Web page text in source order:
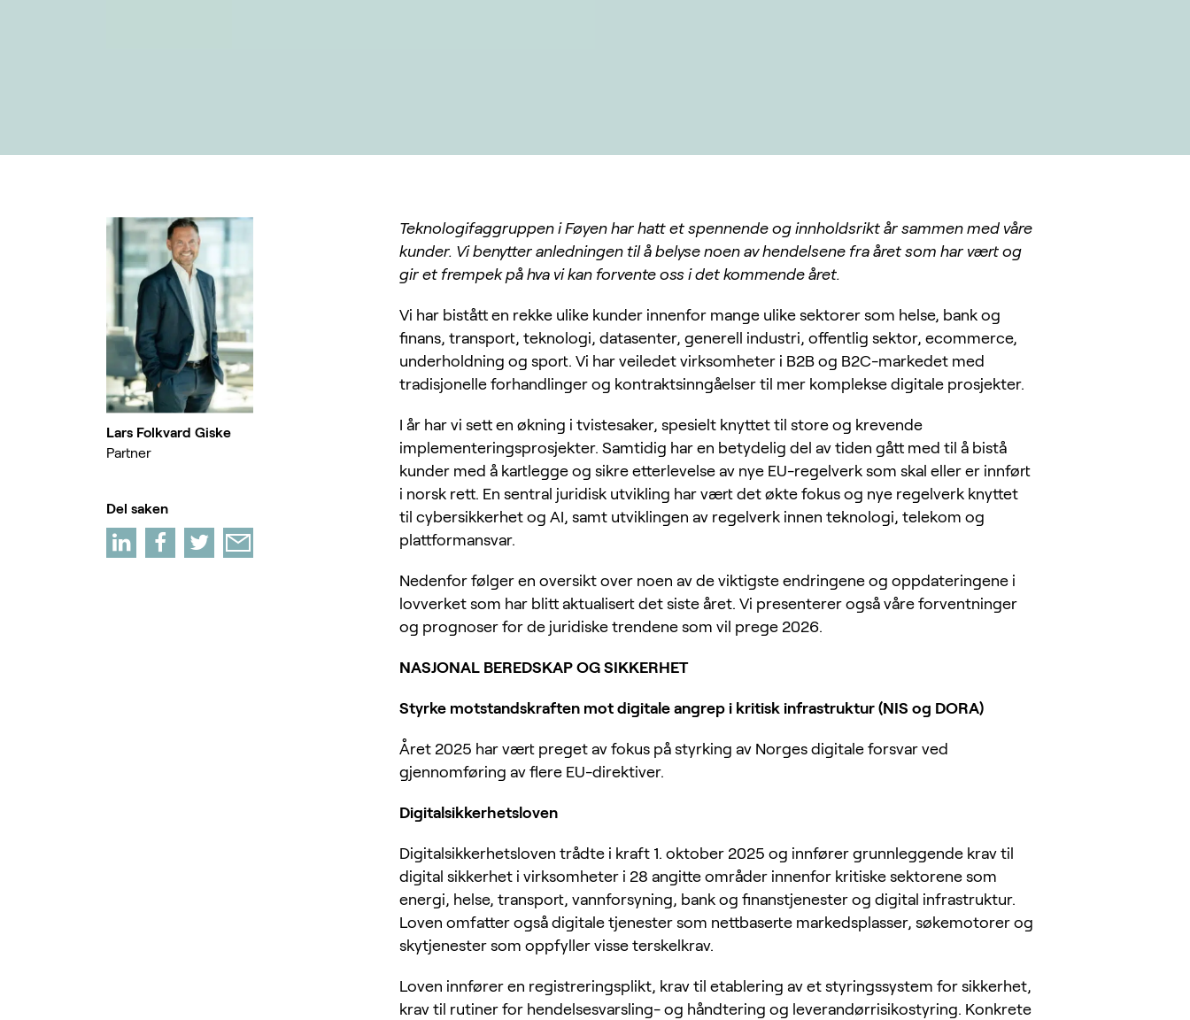
Lars Folkvard Giske
Partner
Del saken
Teknologifaggruppen i Føyen har hatt et spennende og innholdsrikt år sammen med våre
kunder. Vi benytter anledningen til å belyse noen av hendelsene fra året som har vært og
gir et frempek på hva vi kan forvente oss i det kommende året.
Vi har bistått en rekke ulike kunder innenfor mange ulike sektorer som helse, bank og
finans, transport, teknologi, datasenter, generell industri, offentlig sektor, ecommerce,
underholdning og sport. Vi har veiledet virksomheter i B2B og B2C-markedet med
tradisjonelle forhandlinger og kontraktsinngåelser til mer komplekse digitale prosjekter.
I år har vi sett en økning i tvistesaker, spesielt knyttet til store og krevende
implementeringsprosjekter. Samtidig har en betydelig del av tiden gått med til å bistå
kunder med å kartlegge og sikre etterlevelse av nye EU-regelverk som skal eller er innført
i norsk rett. En sentral juridisk utvikling har vært det økte fokus og nye regelverk knyttet
til cybersikkerhet og AI, samt utviklingen av regelverk innen teknologi, telekom og
plattformansvar.
Nedenfor følger en oversikt over noen av de viktigste endringene og oppdateringene i
lovverket som har blitt aktualisert det siste året. Vi presenterer også våre forventninger
og prognoser for de juridiske trendene som vil prege 2026.
NASJONAL BEREDSKAP OG SIKKERHET
Styrke motstandskraften mot digitale angrep i kritisk infrastruktur (NIS og DORA)
Året 2025 har vært preget av fokus på styrking av Norges digitale forsvar ved
gjennomføring av flere EU-direktiver.
Digitalsikkerhetsloven
Digitalsikkerhetsloven trådte i kraft 1. oktober 2025 og innfører grunnleggende krav til
digital sikkerhet i virksomheter i 28 angitte områder innenfor kritiske sektorene som
energi, helse, transport, vannforsyning, bank og finanstjenester og digital infrastruktur.
Loven omfatter også digitale tjenester som nettbaserte markedsplasser, søkemotorer og
skytjenester som oppfyller visse terskelkrav.
Loven innfører en registreringsplikt, krav til etablering av et styringssystem for sikkerhet,
krav til rutiner for hendelsesvarsling- og håndtering og leverandørrisikostyring. Konkrete